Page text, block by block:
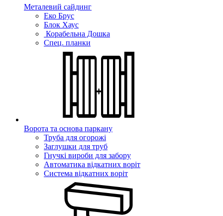
Металевий сайдинг
Еко Брус
Блок Хаус
Корабельна Дошка
Спец. планки
Ворота та основа паркану
Труба для огорожі
Заглушки для труб
Гнучкі вироби для забору
Автоматика відкатних воріт
Система відкатних воріт